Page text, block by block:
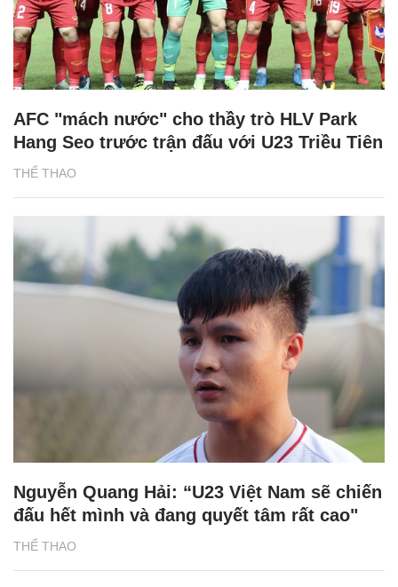
THỂ THAO
AFC "mách nước" cho thầy trò HLV Park
Hang Seo trước trận đấu với U23 Triều Tiên
THỂ THAO
Nguyễn Quang Hải: “U23 Việt Nam sẽ chiến
đấu hết mình và đang quyết tâm rất cao"